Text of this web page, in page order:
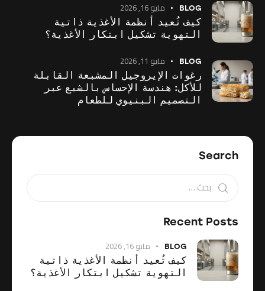
BLOG مايو 16, 2026
كيف تُعيد أنظمة الأغذية ذاتية
التهوية تشكيل ابتكار الأغذية؟
BLOG مايو 11, 2026
رغوات الإيروجيل المشبعة القابلة
للأكل: هندسة الإحساس بالشبع عبر
التصميم البنيوي للطعام
Search
Recent Posts
BLOG مايو 16, 2026
كيف تُعيد أنظمة الأغذية ذاتية
التهوية تشكيل ابتكار الأغذية؟